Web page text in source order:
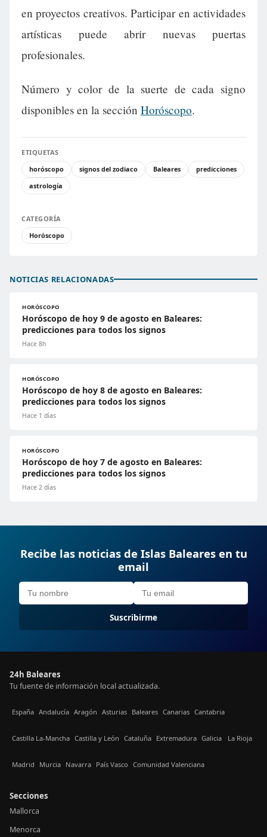
en proyectos creativos. Participar en actividades
artísticas puede abrir nuevas puertas
profesionales.
Número y color de la suerte de cada signo
disponibles en la sección Horóscopo.
ETIQUETAS
horóscopo
signos del zodiaco Baleares
predicciones
astrología
CATEGORÍA
Horóscopo
NOTICIAS RELACIONADAS
HORÓSCOPO
Horóscopo de hoy 9 de agosto en Baleares:
predicciones para todos los signos
Hace 8h
HORÓSCOPO
Horóscopo de hoy 8 de agosto en Baleares:
predicciones para todos los signos
Hace 1 días
HORÓSCOPO
Horóscopo de hoy 7 de agosto en Baleares:
predicciones para todos los signos
Hace 2 días
Recibe las noticias de Islas Baleares en tu
email
Suscribirme
24h Baleares
Tu fuente de información local actualizada.
España Andalucía Aragón Asturias Baleares Canarias Cantabria
Castilla La-Mancha Castilla y León Cataluña Extremadura Galicia La Rioja
Madrid Murcia Navarra País Vasco Comunidad Valenciana
Secciones
Mallorca
Menorca